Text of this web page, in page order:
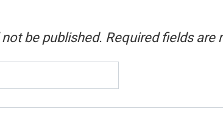
be published. Required fields are